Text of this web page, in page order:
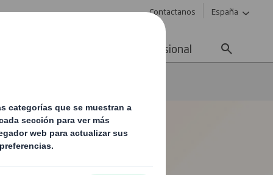
Contactanos España
Carrera profesional